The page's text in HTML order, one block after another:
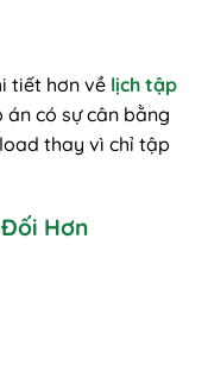
tiết hơn về lịch tập
án có sự cân bằng
thay vì chỉ tập
Hơn